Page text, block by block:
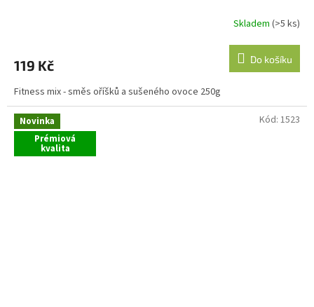
Skladem (>5 ks)
119 Kč Do košíku
Fitness mix - směs oříšků a sušeného ovoce 250g
Novinka
Prémiová
kvalita
Kód: 1523